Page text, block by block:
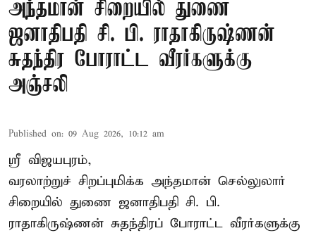
அந்தமான் சிறையில் துணை
ஜனாதிபதி சி. பி. ராதாகிருஷ்ணன்
சுதந்திர போராட்ட வீரர்களுக்கு
அஞ்சலி
Published on: 09 Aug 2026, 10:12 am
ஸ்ரீ விஜயபுரம்,
வரலாற்றுச் சிறப்புமிக்க அந்தமான் செல்லுலார்
சிறையில் துணை ஜனாதிபதி சி. பி.
ராதாகிருஷ்ணன் சுதந்திரப் போராட்ட வீரர்களுக்கு